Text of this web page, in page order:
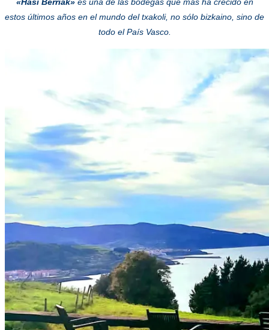
«Hasi Berriak» es una de las bodegas que más ha crecido en
estos últimos años en el mundo del txakoli, no sólo bizkaino, sino de
todo el País Vasco.